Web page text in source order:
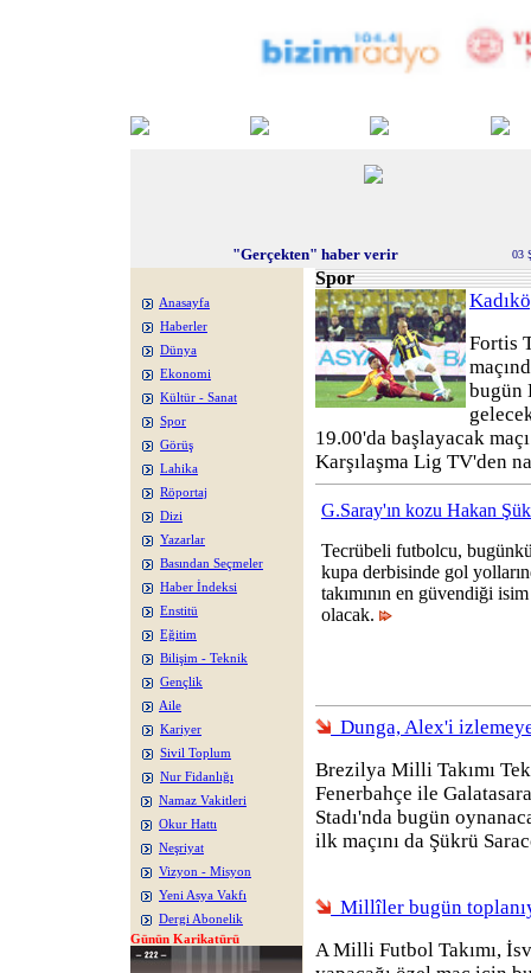
"Gerçekten" haber verir 03
Anasayfa
Haberler
Dünya
Ekonomi
Kültür - Sanat
Spor
Görüş
Lahika
Röportaj
Dizi
Yazarlar
Basından Seçmeler
Haber İndeksi
Enstitü
Eğitim
Bilişim - Teknik
Gençlik
Aile
Kariyer
Sivil Toplum
Nur Fidanlığı
Namaz Vakitleri
Okur Hattı
Neşriyat
Vizyon - Misyon
Yeni Asya Vakfı
Dergi Abonelik
Günün Karikatürü
Spor
Fortis
bugün
19.00'da başlayacak
Karşılaşma Lig TV'den
G.Saray'ın kozu Hakan
Tecrübeli futbolcu,
kupa derbisinde gol
takımının en güvendiği isim
olacak.
Dunga, Alex'i
Brezilya Milli Takımı
Fenerbahçe ile
Stadı'nda bugün
ilk maçını da Şükrü
Millîler bugün
A Milli Futbol Takımı,